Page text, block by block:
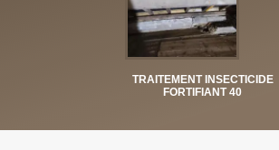
TRAITEMENT INSECTICIDE
FORTIFIANT 40